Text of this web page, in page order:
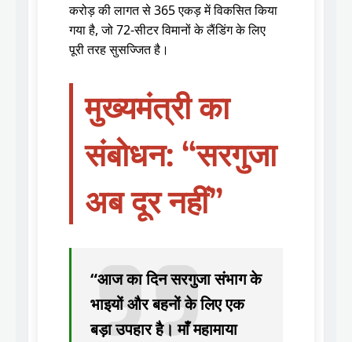
करोड़ की लागत से 365 एकड़ में विकसित किया
गया है, जो 72-सीटर विमानों के लैंडिंग के लिए
पूरी तरह सुसज्जित है।
मुख्यमंत्री का
संबोधन: “सरगुजा
अब दूर नहीं”
“आज का दिन सरगुजा संभाग के
भाइयों और बहनों के लिए एक
बड़ा उपहार है। माँ महामाया